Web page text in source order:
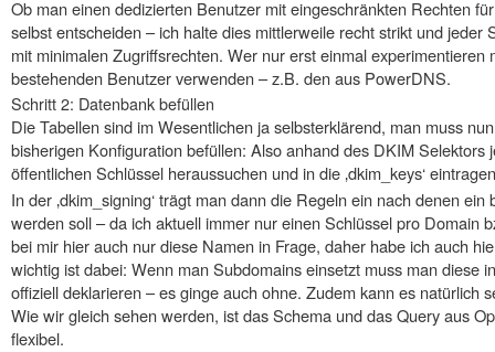
Ob man einen dedizierten Benutzer mit eingeschränkten Rechten
selbst entscheiden – ich halte dies mittlerweile recht strikt und jeder
mit minimalen Zugriffsrechten. Wer nur erst einmal
bestehenden Benutzer verwenden – z.B. den aus PowerDNS.
Schritt 2: Datenbank befüllen
Die Tabellen sind im Wesentlichen ja selbsterklärend, man muss
bisherigen Konfiguration befüllen: Also anhand des DKIM Selektors
öffentlichen Schlüssel heraussuchen und in die ‚dkim_keys‘
In der ‚dkim_signing‘ trägt man dann die Regeln ein nach denen
werden soll – da ich aktuell immer nur einen Schlüssel pro Domain
bei mir hier auch nur diese Namen in Frage, daher habe ich auch
wichtig ist dabei: Wenn man Subdomains einsetzt muss man diese
offiziell deklarieren – es ginge auch ohne. Zudem kann es natürlich
Wie wir gleich sehen werden, ist das Schema und das Query aus
flexibel.